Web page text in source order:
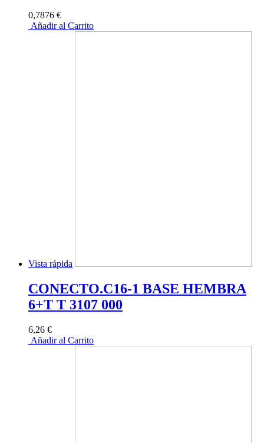
0,7876 €
Añadir al Carrito
Vista rápida
CONECTO.C16-1 BASE HEMBRA
6+T T 3107 000
6,26 €
Añadir al Carrito